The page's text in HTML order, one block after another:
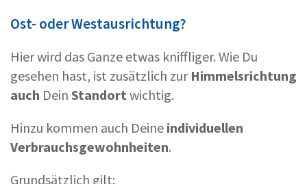
Ost- oder Westausrichtung?
Hier wird das Ganze etwas kniffliger. Wie Du
gesehen hast, ist zusätzlich zur Himmelsrichtung
auch Dein Standort wichtig.
Hinzu kommen auch Deine individuellen
Verbrauchsgewohnheiten.
Grundsätzlich gilt: